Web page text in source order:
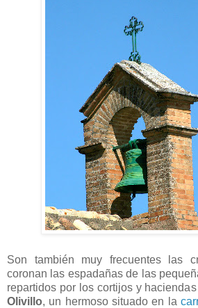
Son también muy frecuentes las
coronan las espadañas de las
repartidos por los cortijos y
Olivillo, un hermoso situado en la